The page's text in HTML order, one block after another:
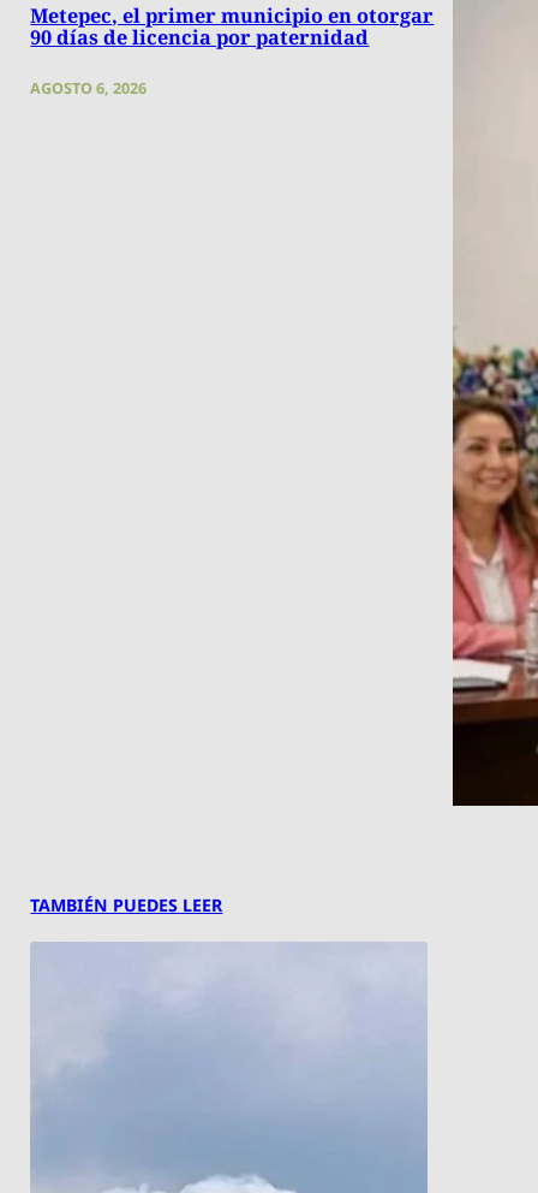
Metepec, el primer municipio en otorgar
90 días de licencia por paternidad
AGOSTO 6, 2026
TAMBIÉN PUEDES LEER